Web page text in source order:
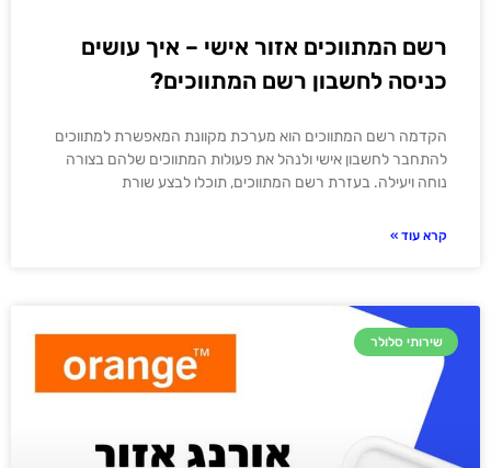
רשם המתווכים אזור אישי – איך עושים
כניסה לחשבון רשם המתווכים?
הקדמה רשם המתווכים הוא מערכת מקוונת המאפשרת למתווכים
להתחבר לחשבון אישי ולנהל את פעולות המתווכים שלהם בצורה
נוחה ויעילה. בעזרת רשם המתווכים, תוכלו לבצע שורת
קרא עוד »
שירותי סלולר